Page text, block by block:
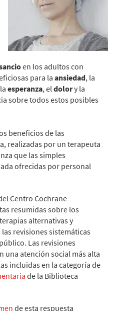
en los adultos con
para la ansiedad, la
esperanza, el dolory la
sobre todos estos posibles
beneficios de las
realizadas por un terapeuta
que las simples
ofrecidas por personal
Centro Cochrane
resumidas sobre los
alternativas y
revisiones sistemáticas
Las revisiones
una atención social más alta
incluidas en la categoría de
de la Biblioteca
de esta respuesta